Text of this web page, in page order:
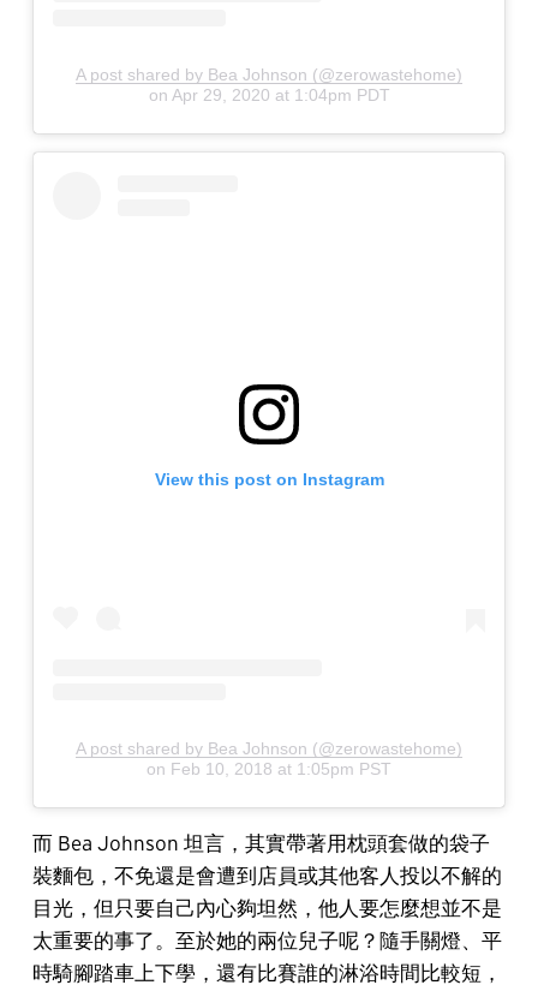
A post shared by Bea Johnson (@zerowastehome)
on Apr 29, 2020 at 1:04pm PDT
View this post on Instagram
A post shared by Bea Johnson (@zerowastehome)
on Feb 10, 2018 at 1:05pm PST
而 Bea Johnson 坦言，其實帶著用枕頭套做的袋子
裝麵包，不免還是會遭到店員或其他客人投以不解的
目光，但只要自己內心夠坦然，他人要怎麼想並不是
太重要的事了。至於她的兩位兒子呢？隨手關燈、平
時騎腳踏車上下學，還有比賽誰的淋浴時間比較短，